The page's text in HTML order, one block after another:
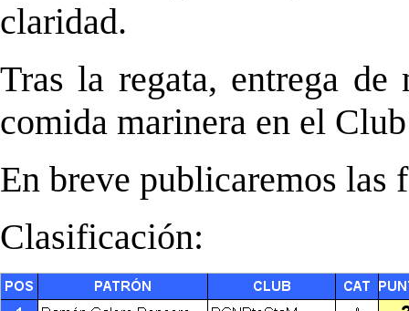
claridad.
Tras la regata, entrega
comida marinera en el
En breve publicaremos las
Clasificación: